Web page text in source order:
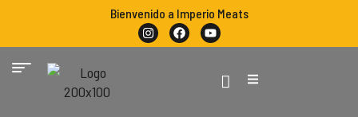
Bienvenido a Imperio Meats